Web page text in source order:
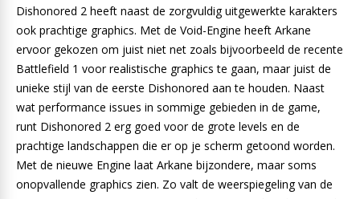
Dishonored 2 heeft naast de zorgvuldig uitgewerkte karakters
ook prachtige graphics. Met de Void-Engine heeft Arkane
ervoor gekozen om juist niet net zoals bijvoorbeeld de recente
Battlefield 1 voor realistische graphics te gaan, maar juist de
unieke stijl van de eerste Dishonored aan te houden. Naast
wat performance issues in sommige gebieden in de game,
runt Dishonored 2 erg goed voor de grote levels en de
prachtige landschappen die er op je scherm getoond worden.
Met de nieuwe Engine laat Arkane bijzondere, maar soms
onopvallende graphics zien. Zo valt de weerspiegeling van de